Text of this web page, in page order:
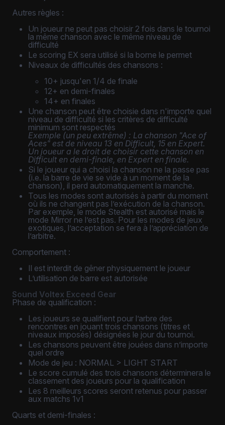
Autres règles :
Un joueur ne peut pas choisir 2 fois dans le tournoi
la même chanson avec le même niveau de
difficulté
Le scoring EX sera utilisé si la borne le permet
Niveaux de difficultés des chansons :
10+ jusqu'en 1/4 de finale
12+ en demi-finales
14+ en finales
Une chanson peut être choisie dans n'importe quel
niveau de difficulté si les critères de difficulté
minimum sont respectés
Exemple (un peu extrême) : La chanson "Ace of
Aces" est de niveau 13 en Difficult, 15 en Expert.
Un joueur a le droit de choisir cette chanson en
Difficult en demi-finale, en Expert en finale.
Si le joueur qui a choisi la chanson ne la passe pas
(i.e. la barre de vie se vide à un moment de la
chanson), il perd automatiquement la manche.
Tous les modes sont autorisés à partir du moment
où ils ne changent pas l’exécution de la chanson.
Par exemple, le mode Stealth est autorisé mais le
mode Mirror ne l’est pas. Pour les modes de jeux
exotiques, l’acceptation se fera à l’appréciation de
l’arbitre.
Comportement :
Il est interdit de gêner physiquement le joueur
L’utilisation de barre est autorisée
Sound Voltex Exceed Gear
Phase de qualification :
Les joueurs se qualifient pour l’arbre des
rencontres en jouant trois chansons (titres et
niveaux imposés) désignées le jour du tournoi.
Les chansons peuvent être jouées dans n’importe
quel ordre
Mode de jeu : NORMAL > LIGHT START
Le score cumulé des trois chansons déterminera le
classement des joueurs pour la qualification
Les 8 meilleurs scores seront retenus pour passer
aux matchs 1v1
Quarts et demi-finales :